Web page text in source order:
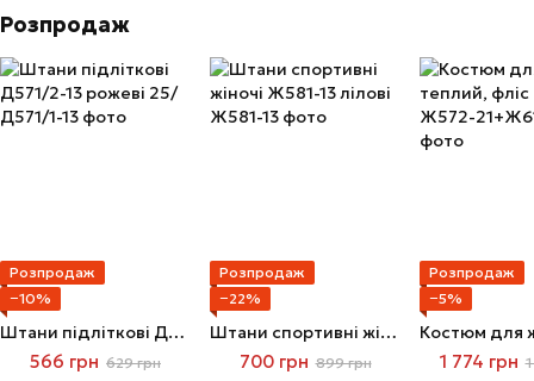
Розпродаж
Розпродаж
−10%
Штани підліткові Д571/2-13 рожеві
566 грн 629 грн
Розпродаж
−22%
Штани спортивні жіночі Ж581-13 лілові
700 грн 899 грн
Розпродаж
−5%
1 774 грн